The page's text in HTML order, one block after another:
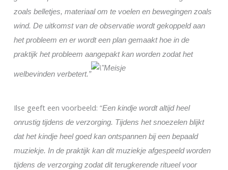
zoals belletjes, materiaal om te voelen en bewegingen zoals
wind. De uitkomst van de observatie wordt gekoppeld aan
het probleem en er wordt een plan gemaakt hoe in de
praktijk het probleem aangepakt kan worden zodat het
welbevinden verbetert.”
Ilse geeft een voorbeeld: “Een kindje wordt altijd heel
onrustig tijdens de verzorging. Tijdens het snoezelen blijkt
dat het kindje heel goed kan ontspannen bij een bepaald
muziekje. In de praktijk kan dit muziekje afgespeeld worden
tijdens de verzorging zodat dit terugkerende ritueel voor